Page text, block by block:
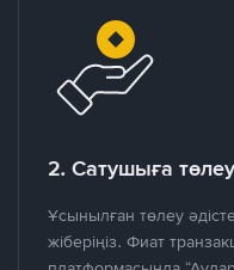
2. Сатушыға төлеу
Ұсынылған төлеу
жіберіңіз. Фиат